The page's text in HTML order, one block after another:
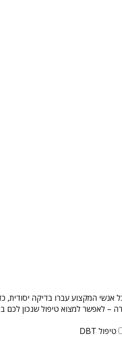
אנשי המקצוע עברו בדיקה יסודית,
– לאפשר למצוא טיפול שנכון
טיפול DBT